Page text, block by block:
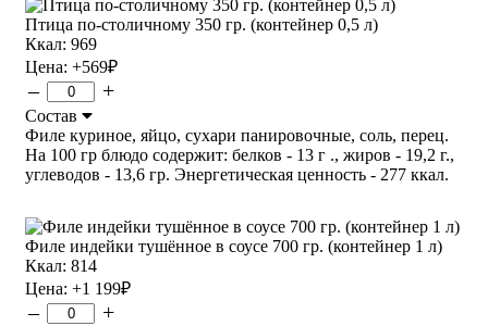
Птица по-столичному 350 гр. (контейнер 0,5 л)
Ккал: 969
Цена: +569₽
– +
Состав
Филе куриное, яйцо, сухари панировочные, соль, перец.
На 100 гр блюдо содержит: белков - 13 г ., жиров - 19,2 г.,
углеводов - 13,6 гр. Энергетическая ценность - 277 ккал.
Филе индейки тушённое в соусе 700 гр. (контейнер 1 л)
Ккал: 814
Цена: +1 199₽
– +